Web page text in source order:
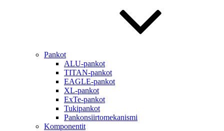
Pankot
ALU-pankot
TITAN-pankot
EAGLE-pankot
XL-pankot
ExTe-pankot
Tukipankot
Pankonsiirtomekanismi
Komponentit